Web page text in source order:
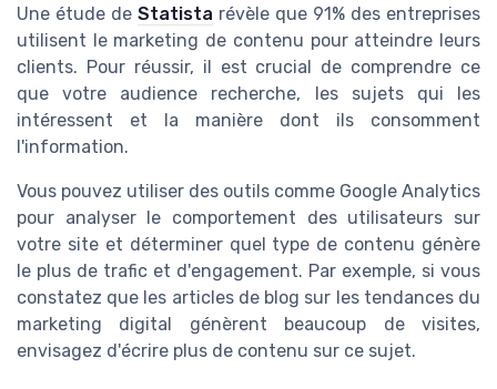
Une étude de Statista révèle que 91% des entreprises
utilisent le marketing de contenu pour atteindre leurs
clients. Pour réussir, il est crucial de comprendre ce
que votre audience recherche, les sujets qui les
intéressent et la manière dont ils consomment
l'information.
Vous pouvez utiliser des outils comme Google Analytics
pour analyser le comportement des utilisateurs sur
votre site et déterminer quel type de contenu génère
le plus de trafic et d'engagement. Par exemple, si vous
constatez que les articles de blog sur les tendances du
marketing digital génèrent beaucoup de visites,
envisagez d'écrire plus de contenu sur ce sujet.